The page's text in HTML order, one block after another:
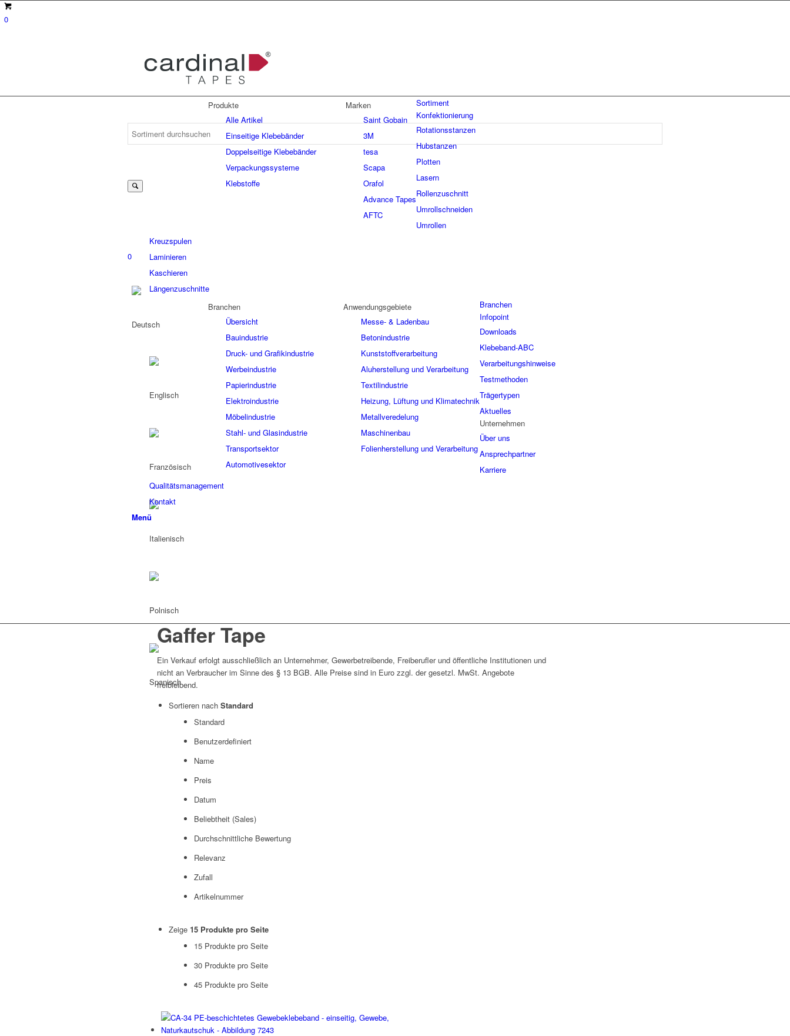
0
0
Sortiment
Produkte
Alle Artikel
Einseitige Klebebänder
Doppelseitige Klebebänder
Verpackungssysteme
Klebstoffe
Marken
Saint Gobain
3M
tesa
Scapa
Orafol
Advance Tapes
AFTC
Konfektionierung
Rotationsstanzen
Hubstanzen
Plotten
Lasern
Rollenzuschnitt
Umrollschneiden
Umrollen
Kreuzspulen
Laminieren
Kaschieren
Längenzuschnitte
Branchen
Branchen
Übersicht
Bauindustrie
Druck- und Grafikindustrie
Werbeindustrie
Papierindustrie
Elektroindustrie
Möbelindustrie
Stahl- und Glasindustrie
Transportsektor
Automotivesektor
Anwendungsgebiete
Messe- & Ladenbau
Betonindustrie
Kunststoffverarbeitung
Aluherstellung und Verarbeitung
Textilindustrie
Heizung, Lüftung und Klimatechnik
Metallveredelung
Maschinenbau
Folienherstellung und Verarbeitung
Infopoint
Downloads
Klebeband-ABC
Verarbeitungshinweise
Testmethoden
Trägertypen
Aktuelles
Unternehmen
Über uns
Ansprechpartner
Karriere
Qualitätsmanagement
Kontakt
Menü
Gaffer Tape
Ein Verkauf erfolgt ausschließlich an Unternehmer, Gewerbetreibende, Freiberufler und öffentliche Institutionen und
nicht an Verbraucher im Sinne des § 13 BGB. Alle Preise sind in Euro zzgl. der gesetzl. MwSt. Angebote
freibleibend.
Sortieren nach Standard
Standard
Benutzerdefiniert
Name
Preis
Datum
Beliebtheit (Sales)
Durchschnittliche Bewertung
Relevanz
Zufall
Artikelnummer
Zeige 15 Produkte pro Seite
15 Produkte pro Seite
30 Produkte pro Seite
45 Produkte pro Seite